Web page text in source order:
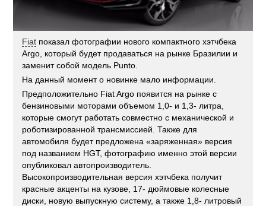
Fiat показал фотографии нового компактного хэтчбека
Argo, который будет продаваться на рынке Бразилии и
заменит собой модель Punto.
На данный момент о новинке мало информации.
Предположительно Fiat Argo появится на рынке с
бензиновыми моторами объемом 1,0- и 1,3- литра,
которые смогут работать совместно с механической и
роботизированной трансмиссией. Также для
автомобиля будет предложена «заряженная» версия
под названием HGT, фотографию именно этой версии
опубликовал автопроизводитель.
Высокопроизводительная версия хэтчбека получит
красные акценты на кузове, 17- дюймовые колесные
диски, новую выпускную систему, а также 1,8- литровый